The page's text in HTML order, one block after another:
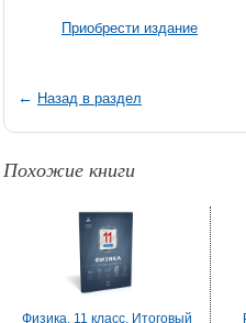
Приобрести издание
← Назад в раздел
Похожие книги
Физика. 11 класс. Итоговый